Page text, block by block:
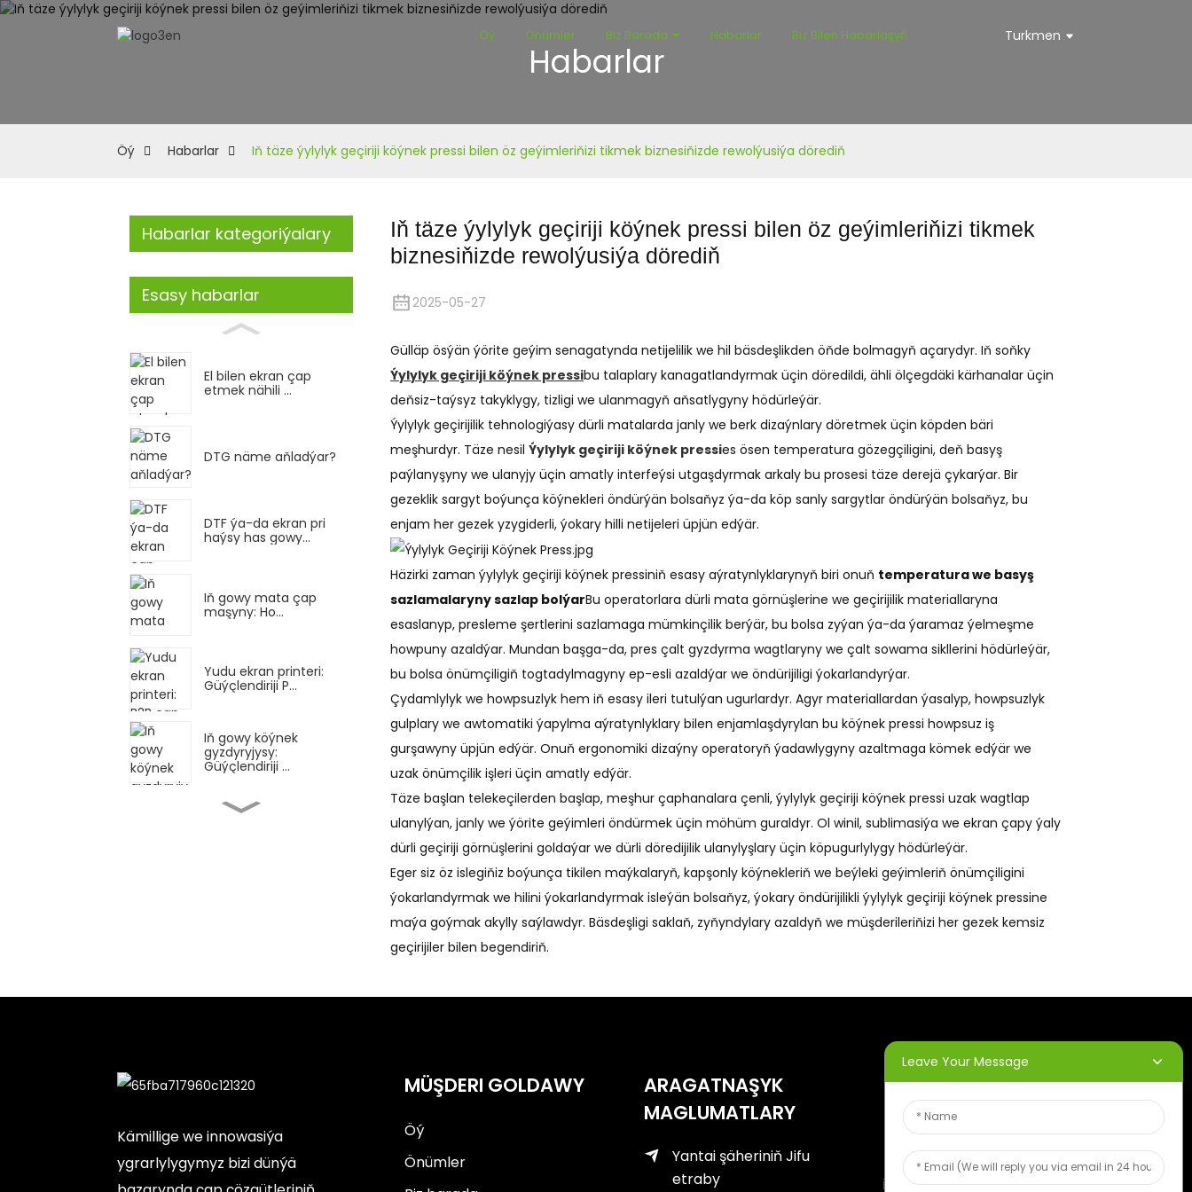
Öý Önümler Biz Barada Habarlar Biz Bilen Habarlaşyň Turkmen
Habarlar
Öý Habarlar Iň täze ýylylyk geçiriji köýnek pressi bilen öz geýimleriňizi tikmek biznesiňizde rewolýusiýa dörediň
Habarlar kategoriýalary
Esasy habarlar
El bilen ekran çap
etmek nähili ...
DTG näme aňladýar?
DTF ýa-da ekran pri
haýsy has gowy...
Iň gowy mata çap
maşyny: Ho...
Yudu ekran printeri:
Güýçlendiriji P...
Iň gowy köýnek
gyzdyryjysy:
Güýçlendiriji ...
Yssylyk pressini satyn
Iň täze ýylylyk geçiriji köýnek pressi bilen öz geýimleriňizi tikmek
biznesiňizde rewolýusiýa dörediň
2025-05-27
Gülläp ösýän ýörite geýim senagatynda netijelilik we hil bäsdeşlikden öňde bolmagyň açarydyr. Iň soňky
Ýylylyk geçiriji köýnek pressibu talaplary kanagatlandyrmak üçin döredildi, ähli ölçegdäki kärhanalar üçin
deňsiz-taýsyz takyklygy, tizligi we ulanmagyň aňsatlygyny hödürleýär.
Ýylylyk geçirijilik tehnologiýasy dürli matalarda janly we berk dizaýnlary döretmek üçin köpden bäri
meşhurdyr. Täze nesil Ýylylyk geçiriji köýnek pressies ösen temperatura gözegçiligini, deň basyş
paýlanyşyny we ulanyjy üçin amatly interfeýsi utgaşdyrmak arkaly bu prosesi täze derejä çykarýar. Bir
gezeklik sargyt boýunça köýnekleri öndürýän bolsaňyz ýa-da köp sanly sargytlar öndürýän bolsaňyz, bu
enjam her gezek yzygiderli, ýokary hilli netijeleri üpjün edýär.
Häzirki zaman ýylylyk geçiriji köýnek pressiniň esasy aýratynlyklarynyň biri onuň temperatura we basyş
sazlamalaryny sazlap bolýarBu operatorlara dürli mata görnüşlerine we geçirijilik materiallaryna
esaslanyp, presleme şertlerini sazlamaga mümkinçilik berýär, bu bolsa zyýan ýa-da ýaramaz ýelmeşme
howpuny azaldýar. Mundan başga-da, pres çalt gyzdyrma wagtlaryny we çalt sowama sikllerini hödürleýär,
bu bolsa önümçiligiň togtadylmagyny ep-esli azaldýar we öndürijiligi ýokarlandyrýar.
Çydamlylyk we howpsuzlyk hem iň esasy ileri tutulýan ugurlardyr. Agyr materiallardan ýasalyp, howpsuzlyk
gulplary we awtomatiki ýapylma aýratynlyklary bilen enjamlaşdyrylan bu köýnek pressi howpsuz iş
gurşawyny üpjün edýär. Onuň ergonomiki dizaýny operatoryň ýadawlygyny azaltmaga kömek edýär we
uzak önümçilik işleri üçin amatly edýär.
Täze başlan telekeçilerden başlap, meşhur çaphanalara çenli, ýylylyk geçiriji köýnek pressi uzak wagtlap
ulanylýan, janly we ýörite geýimleri öndürmek üçin möhüm guraldyr. Ol winil, sublimasiýa we ekran çapy ýaly
dürli geçiriji görnüşlerini goldaýar we dürli döredijilik ulanylyşlary üçin köpugurlylygy hödürleýär.
Eger siz öz islegiňiz boýunça tikilen maýkalaryň, kapşonly köýnekleriň we beýleki geýimleriň önümçiligini
ýokarlandyrmak we hilini ýokarlandyrmak isleýän bolsaňyz, ýokary öndürijilikli ýylylyk geçiriji köýnek pressine
maýa goýmak akylly saýlawdyr. Bäsdeşligi saklaň, zyňyndylary azaldyň we müşderileriňizi her gezek kemsiz
geçirijiler bilen begendiriň.
Kämillige we innowasiýa
ygrarlylygymyz bizi dünýä
MÜŞDERI GOLDAWY
Öý
Önümler
ARAGATNAŞYK
MAGLUMATLARY
Yantai şäheriniň Jifu
etraby
HABARLAR
BÝULLETENLERI
E-poçtaňyzy giriziň, biz size
iň soňky maglumat
Leave Your Message